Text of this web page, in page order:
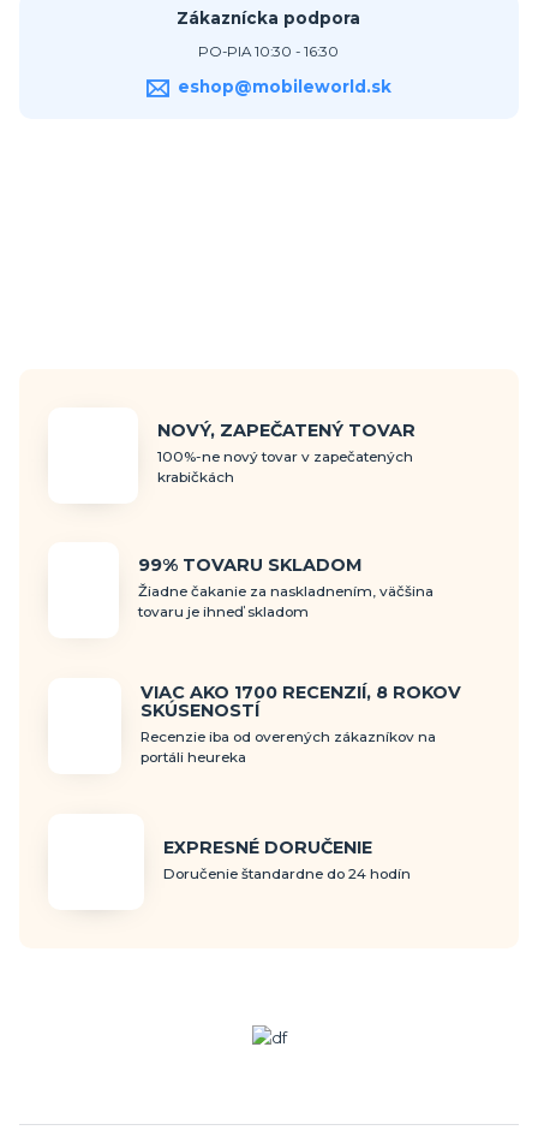
Zákaznícka podpora
PO-PIA 10:30 - 16:30
eshop@mobileworld.sk
NOVÝ, ZAPEČATENÝ TOVAR
100%-ne nový tovar v zapečatených
krabičkách
99% TOVARU SKLADOM
Žiadne čakanie za naskladnením, väčšina
tovaru je ihneď skladom
VIAC AKO 1700 RECENZIÍ, 8 ROKOV
SKÚSENOSTÍ
Recenzie iba od overených zákazníkov na
portáli heureka
EXPRESNÉ DORUČENIE
Doručenie štandardne do 24 hodín